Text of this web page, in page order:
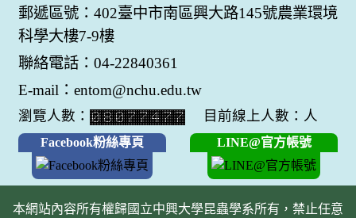
郵遞區號：402臺中市南區興大路145號農業環境
科學大樓7-9樓
聯絡電話：04-22840361
E-mail：entom@nchu.edu.tw
瀏覽人數： 目前線上人數：人
Facebook粉絲專頁 LINE@官方帳號
本網站內容所有權歸國立中興大學昆蟲學系所有，禁止任意